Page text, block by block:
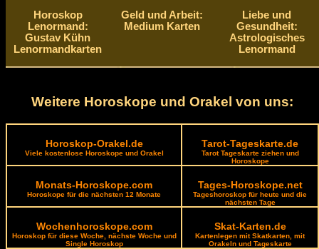
Horoskop
Lenormand:
Gustav Kühn
Lenormandkarten
Geld und Arbeit:
Medium Karten
Liebe und
Gesundheit:
Astrologisches
Lenormand
Weitere Horoskope und Orakel von uns:
Horoskop-Orakel.de
Viele kostenlose Horoskope und Orakel
Tarot-Tageskarte.de
Tarot Tageskarte ziehen und
Horoskope
Monats-Horoskope.com
Horoskope für die nächsten 12 Monate
Tages-Horoskope.net
Tageshoroskop für heute und die
nächsten Tage
Wochenhoroskope.com
Horoskop für diese Woche, nächste Woche und
Single Horoskop
Skat-Karten.de
Kartenlegen mit Skatkarten, mit
Orakeln und Tageskarte